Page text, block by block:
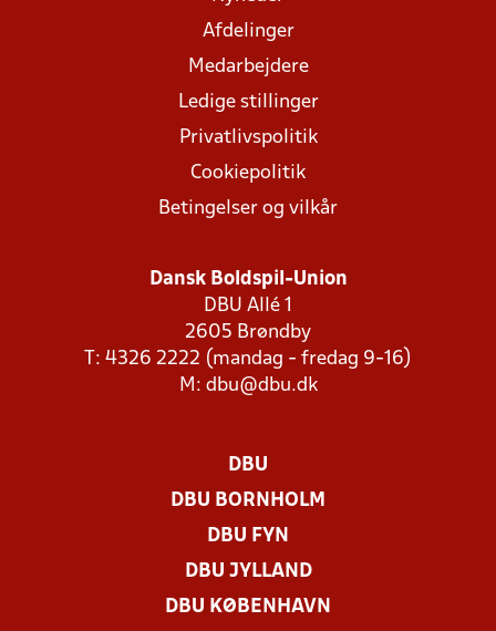
Afdelinger
Medarbejdere
Ledige stillinger
Privatlivspolitik
Cookiepolitik
Betingelser og vilkår
Dansk Boldspil-Union
DBU Allé 1
2605 Brøndby
T: 4326 2222 (mandag - fredag 9-16)
M: dbu@dbu.dk
DBU
DBU BORNHOLM
DBU FYN
DBU JYLLAND
DBU KØBENHAVN